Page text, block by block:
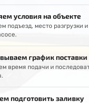
условия на объекте
подъезд, место разгрузки
график поставки
время подачи и
подготовить заливку